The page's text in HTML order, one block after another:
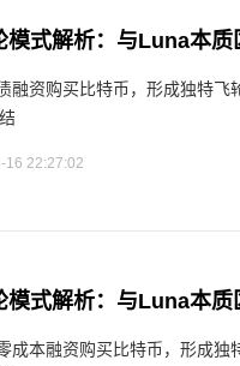
式解析：与Luna本质
融资购买比特币，形成独特飞
16 22:27:02
式解析：与Luna本质
成本融资购买比特币，形成独